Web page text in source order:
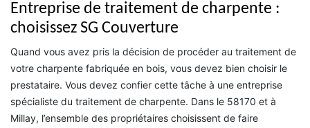
Entreprise de traitement de charpente :
choisissez SG Couverture
Quand vous avez pris la décision de procéder au traitement de
votre charpente fabriquée en bois, vous devez bien choisir le
prestataire. Vous devez confier cette tâche à une entreprise
spécialiste du traitement de charpente. Dans le 58170 et à
Millay, l’ensemble des propriétaires choisissent de faire